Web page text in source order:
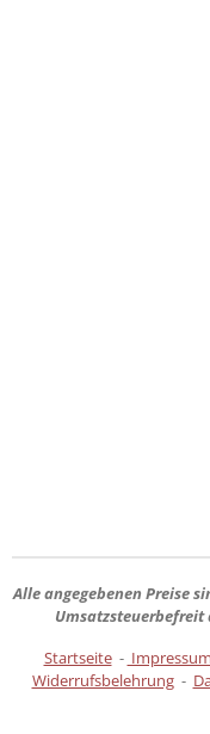
Alle angegebenen Preise
Startseite- Impressum
Widerrufsbelehrung-